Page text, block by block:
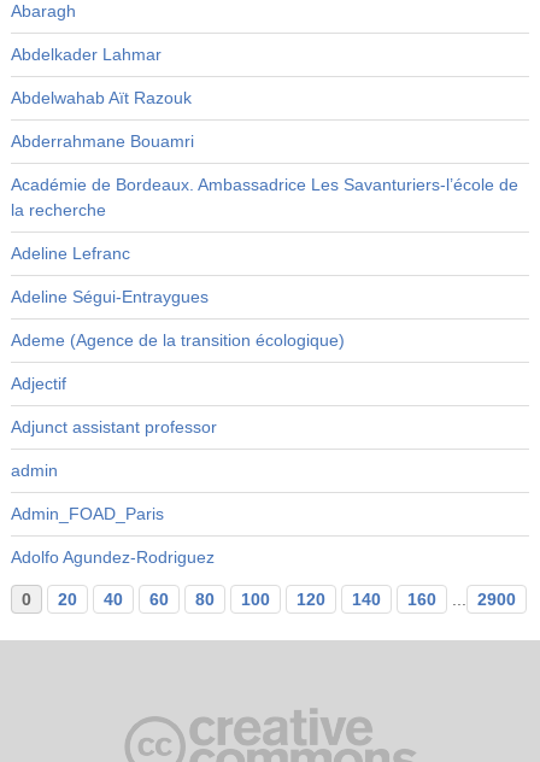
Abaragh
Abdelkader Lahmar
Abdelwahab Aït Razouk
Abderrahmane Bouamri
Académie de Bordeaux. Ambassadrice Les Savanturiers-l’école de
la recherche
Adeline Lefranc
Adeline Ségui-Entraygues
Ademe (Agence de la transition écologique)
Adjectif
Adjunct assistant professor
admin
Admin_FOAD_Paris
Adolfo Agundez-Rodriguez
0 20 40 60 80 100 120 140 160 ... 2900